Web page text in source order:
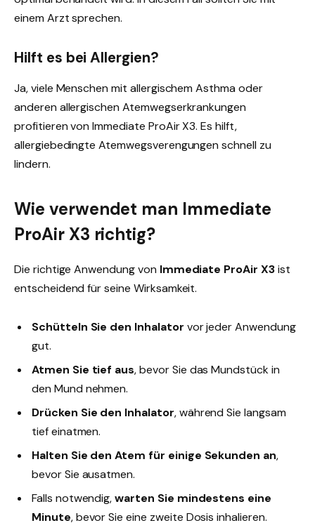
einem Arzt sprechen.
Hilft es bei Allergien?
Ja, viele Menschen mit allergischem Asthma oder
anderen allergischen Atemwegserkrankungen
profitieren von Immediate ProAir X3. Es hilft,
allergiebedingte Atemwegsverengungen schnell zu
lindern.
Wie verwendet man Immediate
ProAir X3 richtig?
Die richtige Anwendung von Immediate ProAir X3ist
entscheidend für seine Wirksamkeit.
Schütteln Sie den Inhalator vor jeder Anwendung
gut.
Atmen Sie tief aus, bevor Sie das Mundstück in
den Mund nehmen.
Drücken Sie den Inhalator, während Sie langsam
tief einatmen.
Halten Sie den Atem für einige Sekunden an,
bevor Sie ausatmen.
Falls notwendig,warten Sie mindestens eine
Minute, bevor Sie eine zweite Dosis inhalieren.